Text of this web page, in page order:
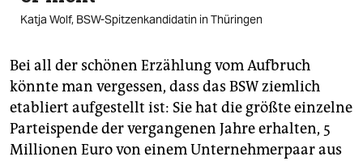
Katja Wolf, BSW-Spitzenkandidatin in Thüringen
Bei all der schönen Erzählung vom Aufbruch
könnte man vergessen, dass das BSW ziemlich
etabliert aufgestellt ist: Sie hat die größte einzelne
Partei­spende der vergangenen Jahre erhalten, 5
Millionen Euro von einem Unternehmerpaar aus